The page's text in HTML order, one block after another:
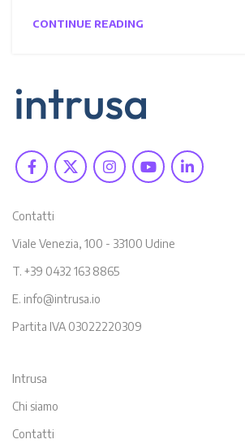
CONTINUE READING
Contatti
Viale Venezia, 100 - 33100 Udine
T. +39 0432 163 8865
E. info@intrusa.io
Partita IVA 03022220309
Intrusa
Chi siamo
Contatti